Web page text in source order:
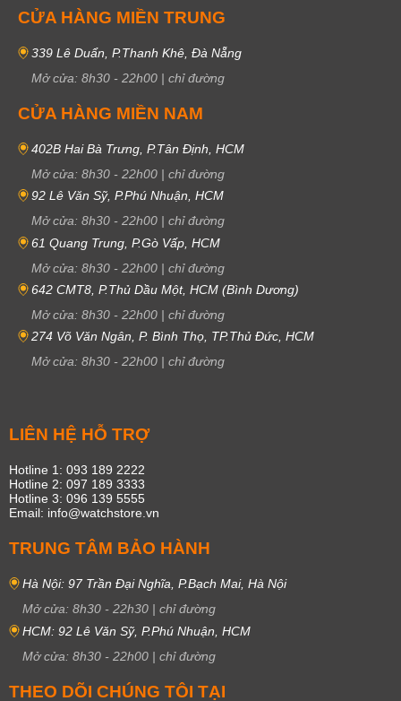
CỬA HÀNG MIỀN TRUNG
339 Lê Duẩn, P.Thanh Khê, Đà Nẵng
Mở cửa: 8h30 - 22h00 | chỉ đường
CỬA HÀNG MIỀN NAM
402B Hai Bà Trưng, P.Tân Định, HCM
Mở cửa: 8h30 - 22h00 | chỉ đường
92 Lê Văn Sỹ, P.Phú Nhuận, HCM
Mở cửa: 8h30 - 22h00 | chỉ đường
61 Quang Trung, P.Gò Vấp, HCM
Mở cửa: 8h30 - 22h00 | chỉ đường
642 CMT8, P.Thủ Dầu Một, HCM (Bình Dương)
Mở cửa: 8h30 - 22h00 | chỉ đường
274 Võ Văn Ngân, P. Bình Thọ, TP.Thủ Đức, HCM
Mở cửa: 8h30 - 22h00 | chỉ đường
LIÊN HỆ HỖ TRỢ
Hotline 1: 093 189 2222
Hotline 2: 097 189 3333
Hotline 3: 096 139 5555
Email: info@watchstore.vn
TRUNG TÂM BẢO HÀNH
Hà Nội: 97 Trần Đại Nghĩa, P.Bạch Mai, Hà Nội
Mở cửa: 8h30 - 22h30 | chỉ đường
HCM: 92 Lê Văn Sỹ, P.Phú Nhuận, HCM
Mở cửa: 8h30 - 22h00 | chỉ đường
THEO DÕI CHÚNG TÔI TẠI